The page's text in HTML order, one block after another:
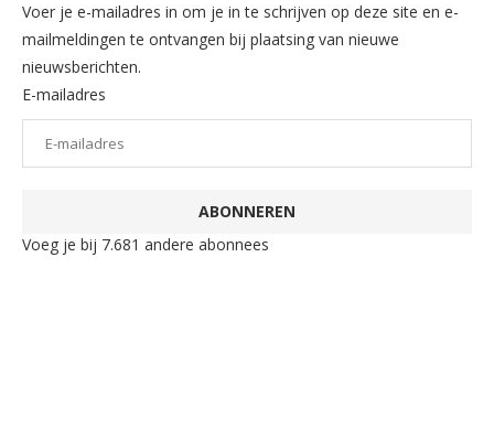
Voer je e-mailadres in om je in te schrijven op deze site en e-
mailmeldingen te ontvangen bij plaatsing van nieuwe
nieuwsberichten.
E-mailadres
ABONNEREN
Voeg je bij 7.681 andere abonnees